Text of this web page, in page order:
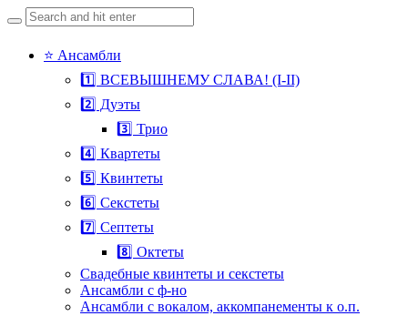
Search
for:
Skip
⭐ Ансамбли
1️⃣ ВСЕВЫШНЕМУ СЛАВА! (I-II)
2️⃣ Дуэты
3️⃣ Трио
4️⃣ Квартеты
5️⃣ Квинтеты
6️⃣ Секстеты
7️⃣ Септеты
8️⃣ Октеты
Свадебные квинтеты и секстеты
Ансамбли с ф-но
Ансамбли с вокалом, аккомпанементы к о.п.